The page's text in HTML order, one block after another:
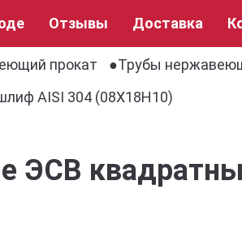
Отзывы Доставка
прокат
Трубы
AISI 304 (08Х18Н10)
ЭСВ